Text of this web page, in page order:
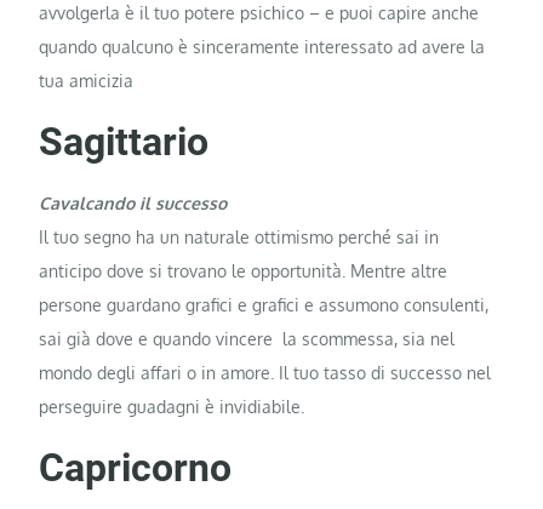
avvolgerla è il tuo potere psichico – e puoi capire anche
quando qualcuno è sinceramente interessato ad avere la
tua amicizia
Sagittario
Cavalcando il successo
Il tuo segno ha un naturale ottimismo perché sai in
anticipo dove si trovano le opportunità. Mentre altre
persone guardano grafici e grafici e assumono consulenti,
sai già dove e quando vincere la scommessa, sia nel
mondo degli affari o in amore. Il tuo tasso di successo nel
perseguire guadagni è invidiabile.
Capricorno